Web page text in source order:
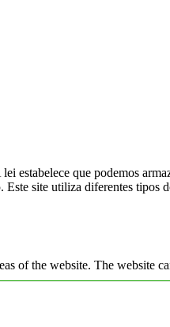
estabelece que podemos
Este site utiliza diferentes
of the website. The website